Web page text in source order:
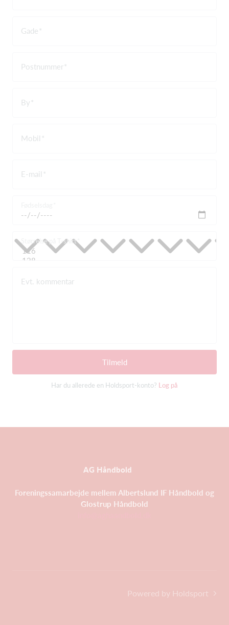
Gade
Postnummer
By
Mobil
E-mail
Størrelse på T-shirt
Evt. kommentar
Tilmeld
Har du allerede en Holdsport-konto? Log på
AG Håndbold
Foreningssamarbejde mellem Albertslund IF Håndbold og
Glostrup Håndbold
Powered by Holdsport